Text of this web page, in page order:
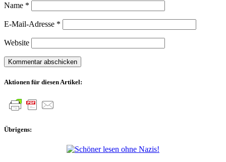
Name *
E-Mail-Adresse *
Website
Aktionen für diesen Artikel:
Übrigens: